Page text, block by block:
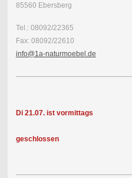
85560 Ebersberg
Tel.: 08092/22365
Fax: 08092/22610
info@1a-naturmoebel.de
Di 21.07. ist vormittags
geschlossen